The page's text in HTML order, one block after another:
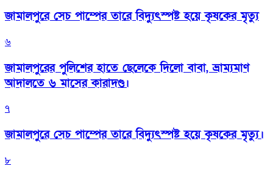
জামালপুরে সেচ পাম্পের তারে বিদ্যুৎস্পষ্ট হয়ে কৃষকের মৃত্যু
৬
জামালপুরের পুলিশের হাতে ছেলেকে দিলো বাবা, ভ্রাম্যমাণ
আদালতে ৬ মাসের কারাদণ্ড।
৭
জামালপুরে সেচ পাম্পের তারে বিদ্যুৎস্পষ্ট হয়ে কৃষকের মৃত্যু।
৮